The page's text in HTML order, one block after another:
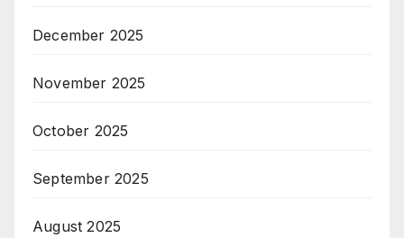
December 2025
November 2025
October 2025
September 2025
August 2025